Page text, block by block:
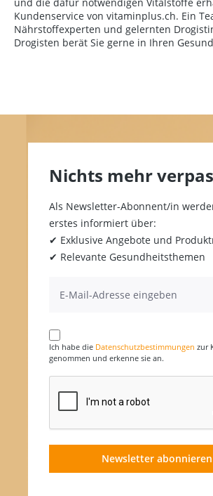
Kundenservice von vitaminplus.ch. Ein
Nährstoffexperten und gelernten
Drogisten berät Sie gerne in Ihren
Nichts mehr
Als Newsletter-Abonnent/in
erstes informiert über:
✔ Exklusive Angebote und
✔ Relevante Gesundheitsthemen
Ich habe die Datenschutzbestimmungen zur
genommen und erkenne sie an.
Newsletter abonnieren